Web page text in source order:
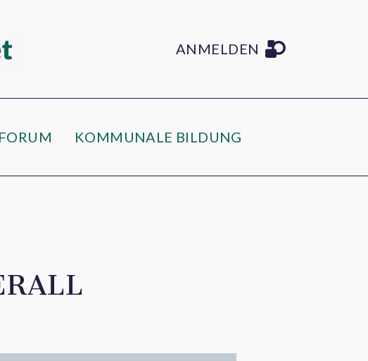
ANMELDEN
KOMMUNALE BILDUNG